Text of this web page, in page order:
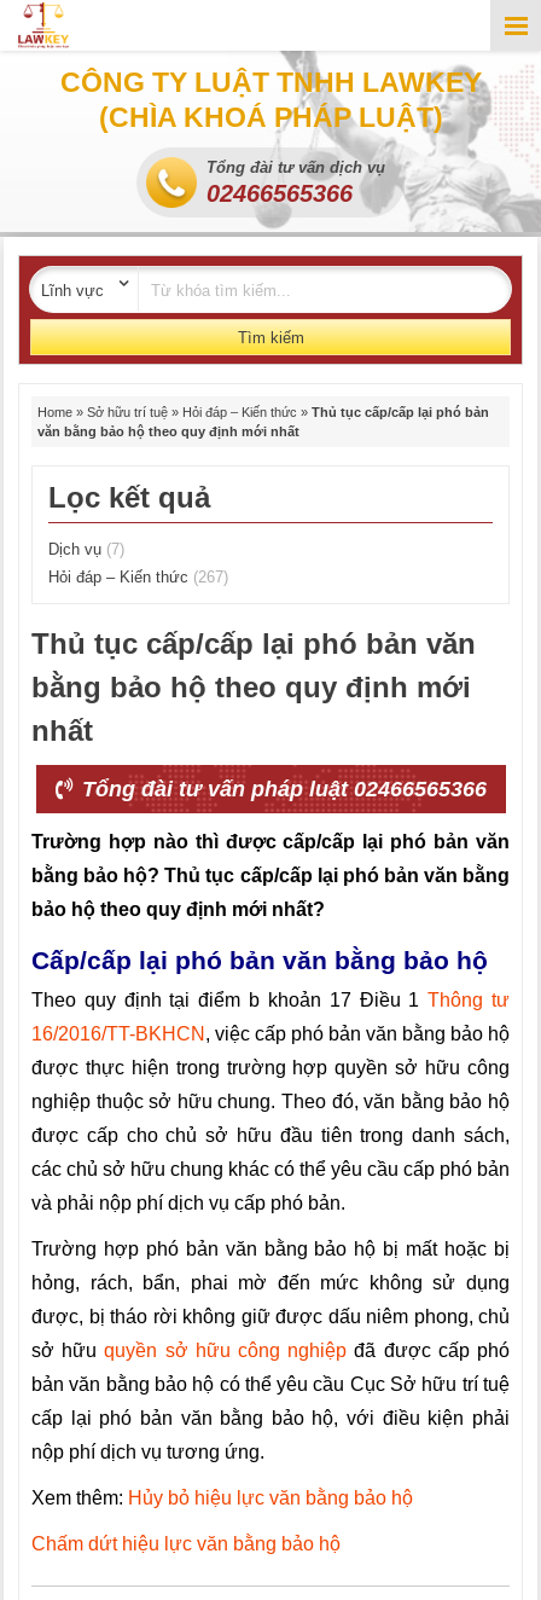
CÔNG TY LUẬT TNHH LAWKEY
(CHÌA KHOÁ PHÁP LUẬT)
Tổng đài tư vấn dịch vụ
02466565366
Tìm kiếm
Home » Sở hữu trí tuệ » Hỏi đáp – Kiến thức » Thủ tục cấp/cấp lại phó bản
văn bằng bảo hộ theo quy định mới nhất
Lọc kết quả
Dịch vụ (7)
Hỏi đáp – Kiến thức (267)
Thủ tục cấp/cấp lại phó bản văn
bằng bảo hộ theo quy định mới
nhất
Tổng đài tư vấn pháp luật 02466565366
Trường hợp nào thì được cấp/cấp lại phó bản văn
bằng bảo hộ? Thủ tục cấp/cấp lại phó bản văn bằng
bảo hộ theo quy định mới nhất?
Cấp/cấp lại phó bản văn bằng bảo hộ
Theo quy định tại điểm b khoản 17 Điều 1Thông tư
16/2016/TT-BKHCN , việc cấp phó bản văn bằng bảo hộ
được thực hiện trong trường hợp quyền sở hữu công
nghiệp thuộc sở hữu chung. Theo đó, văn bằng bảo hộ
được cấp cho chủ sở hữu đầu tiên trong danh sách,
các chủ sở hữu chung khác có thể yêu cầu cấp phó bản
và phải nộp phí dịch vụ cấp phó bản.
Trường hợp phó bản văn bằng bảo hộ bị mất hoặc bị
hỏng, rách, bẩn, phai mờ đến mức không sử dụng
được, bị tháo rời không giữ được dấu niêm phong, chủ
sở hữuquyền sở hữu công nghiệp đã được cấp phó
bản văn bằng bảo hộ có thể yêu cầu Cục Sở hữu trí tuệ
cấp lại phó bản văn bằng bảo hộ, với điều kiện phải
nộp phí dịch vụ tương ứng.
Xem thêm: Hủy bỏ hiệu lực văn bằng bảo hộ
Chấm dứt hiệu lực văn bằng bảo hộ